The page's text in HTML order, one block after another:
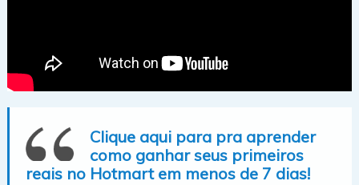
Clique aqui para pra aprender
como ganhar seus primeiros
reais no Hotmart em menos de 7 dias!